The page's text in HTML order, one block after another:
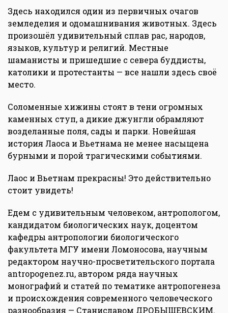
Здесь находился один из первичных очагов
земледелия и одомашнивания животных. Здесь
произошёл удивительный сплав рас, народов,
языков, культур и религий. Местные
шаманисты и пришедшие с севера буддисты,
католики и протестанты — все нашли здесь своё
место.
Соломенные хижины стоят в тени огромных
каменных ступ, а дикие джунгли обрамляют
возделанные поля, сады и парки. Новейшая
история Лаоса и Вьетнама не менее насыщена
бурными и порой трагическими событиями.
Лаос и Вьетнам прекрасны! Это действительно
стоит увидеть!
Едем с удивительным человеком, антропологом,
кандидатом биологических наук, доцентом
кафедры антропологии биологического
факультета МГУ имени Ломоносова, научным
редактором научно-просветительского портала
antropogenez.ru, автором ряда научных
монографий и статей по тематике антропогенеза
и происхождения современного человеческого
разнообразия — Станиславом ДРОБЫШЕВСКИМ.